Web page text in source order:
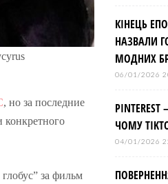
, но за последние
конкретного
за фильм
КІНЕЦЬ
НАЗВАЛИ
МОДНИХ
06/01/2026
ЧОМУ
04/01/2026